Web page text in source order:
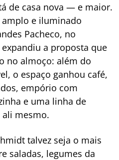
de casa nova — e maior.
e iluminado
Pacheco, no
a proposta que
no almoço: além do
o espaço ganhou café,
empório com
e uma linha de
mesmo.
talvez seja o mais
saladas, legumes da